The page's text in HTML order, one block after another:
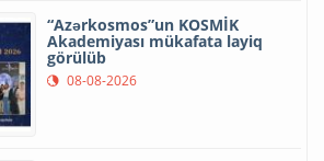
“Azərkosmos”un KOSMİK
Akademiyası mükafata layiq
görülüb
08-08-2026